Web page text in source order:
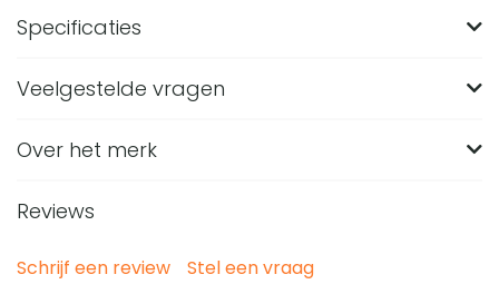
Specificaties
Merk
Hoogte (in CM)
Materiaal Travertijn
Veelgestelde vragen
Hoe groot is het Nest of Nora dienblad van
Het dienblad heeft een lengte van 30,5 cm, een breedte
rechthoekige formaat past het op een salontafel, dressoir,
van Nest of Nora gemaakt?
Over het merk
Reviews
Schrijf een review Stel een vraag